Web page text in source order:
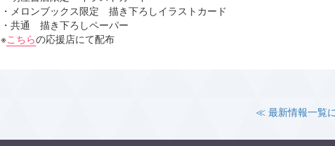
・メロンブックス限定 描き下ろしイラストカード
・共通 描き下ろしペーパー
※こちらの応援店にて配布
≪ 最新情報一覧